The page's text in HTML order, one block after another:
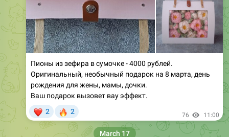
Пионы из зефира в сумочке - 4000 рублей.
Оригинальный, необычный подарок на 8 марта, день
рождения для жены, мамы, дочки.
Ваш подарок вызовет вау эффект.
2 2